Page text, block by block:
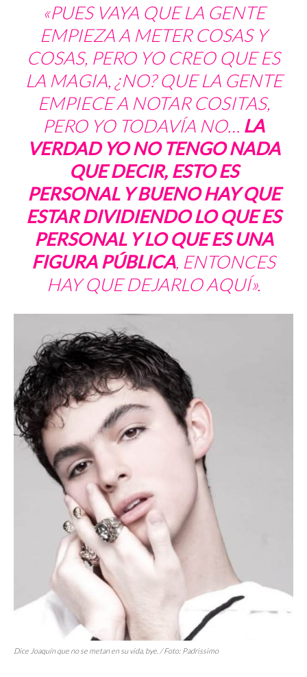
«PUES VAYA QUE LA GENTE
EMPIEZA A METER COSAS Y
COSAS, PERO YO CREO QUE ES
LA MAGIA, ¿NO? QUE LA GENTE
EMPIECE A NOTAR COSITAS,
PERO YO TODAVÍA NO… LA
VERDAD YO NO TENGO NADA
QUE DECIR, ESTO ES
PERSONAL Y BUENO HAY QUE
ESTAR DIVIDIENDO LO QUE ES
PERSONAL Y LO QUE ES UNA
FIGURA PÚBLICA, ENTONCES
HAY QUE DEJARLO AQUÍ».
Dice Joaquín que no se metan en su vida, bye. / Foto: Padrissimo